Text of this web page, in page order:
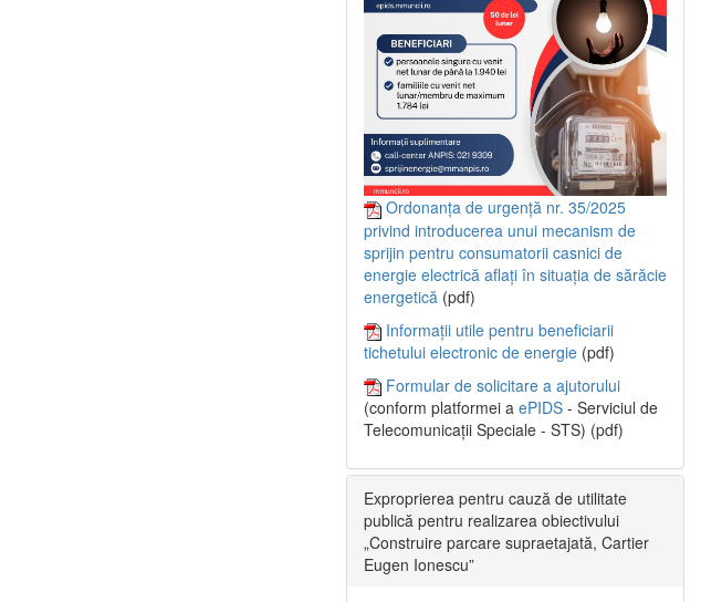
Ordonanța de urgență nr. 35/2025
privind introducerea unui mecanism de
sprijin pentru consumatorii casnici de
energie electrică aflați în situația de sărăcie
energetică (pdf)
Informații utile pentru beneficiarii
tichetului electronic de energie (pdf)
Formular de solicitare a ajutorului
(conform platformei a ePIDS - Serviciul de
Telecomunicații Speciale - STS) (pdf)
Exproprierea pentru cauză de utilitate
publică pentru realizarea obiectivului
„Construire parcare supraetajată, Cartier
Eugen Ionescu”